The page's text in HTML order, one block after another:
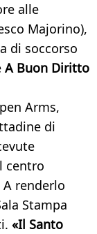
alle
Majorino),
di soccorso
A Buon Diritto
Arms,
di
centro
renderlo
Stampa
«Il Santo